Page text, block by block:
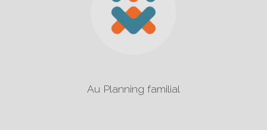
Au Planning familial